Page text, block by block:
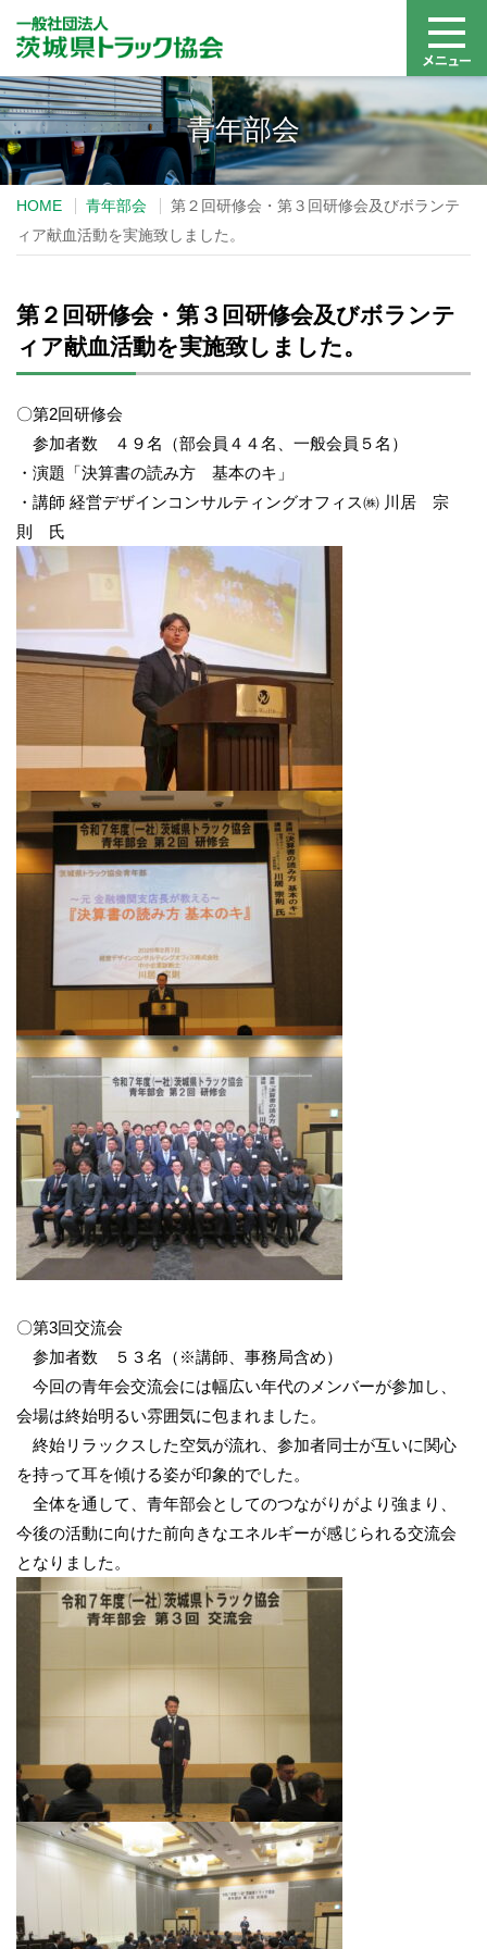
青年部会
HOME 青年部会
第２回研修会・第３回研修会及びボランテ
ィア献血活動を実施致しました。
第２回研修会・第３回研修会及びボランテ
ィア献血活動を実施致しました。
〇第2回研修会
参加者数 ４９名（部会員４４名、一般会員５名）
・演題「決算書の読み方 基本のキ」
・講師 経営デザインコンサルティングオフィス㈱ 川居 宗
則 氏
〇第3回交流会
参加者数 ５３名（※講師、事務局含め）
今回の青年会交流会には幅広い年代のメンバーが参加し、
会場は終始明るい雰囲気に包まれました。
終始リラックスした空気が流れ、参加者同士が互いに関心
を持って耳を傾ける姿が印象的でした。
全体を通して、青年部会としてのつながりがより強まり、
今後の活動に向けた前向きなエネルギーが感じられる交流会
となりました。